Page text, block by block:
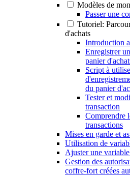
Modèles de
Passer une
Tutoriel:
d'achats
Introduction
Enregistrer
panier
Script à
du panier
Tester et
transaction
Comprendre
transactions
Mises en garde et
Utilisation de
Ajuster une
Gestion des
coffre-fort créées